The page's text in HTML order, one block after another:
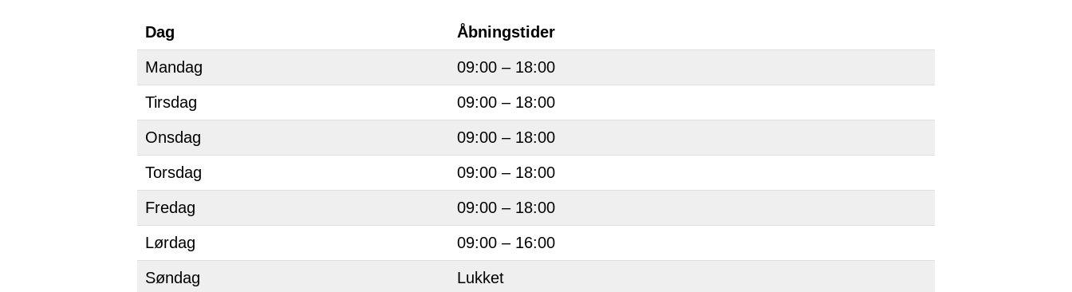
Dag
Åbningstider
Mandag
09:00 – 18:00
Tirsdag
09:00 – 18:00
Onsdag
09:00 – 18:00
Torsdag
09:00 – 18:00
Fredag
09:00 – 18:00
Lørdag
09:00 – 16:00
Søndag
Lukket